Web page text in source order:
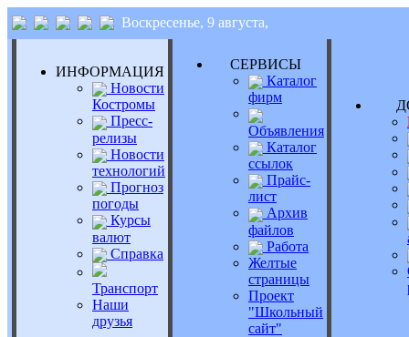
Воскресенье, 9 августа,
ИНФОРМАЦИЯ
Новости
Костромы
Пресс-
релизы
Новости
технологий
Прогноз
погоды
Курсы
валют
Справка
Транспорт
Наши
друзья
СЕРВИСЫ
Каталог
фирм
Объявления
Каталог
ссылок
Прайс-
лист
Архив
файлов
Работа
Желтые
страницы
Проект
"Школьный
сайт"